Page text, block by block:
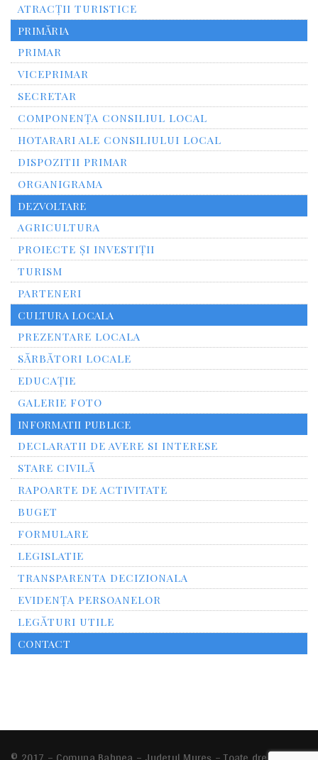
ATRACȚII TURISTICE
PRIMĂRIA
PRIMAR
VICEPRIMAR
SECRETAR
COMPONENȚA CONSILIUL LOCAL
HOTARARI ALE CONSILIULUI LOCAL
DISPOZITII PRIMAR
ORGANIGRAMA
DEZVOLTARE
AGRICULTURA
PROIECTE ȘI INVESTIȚII
TURISM
PARTENERI
CULTURA LOCALA
PREZENTARE LOCALA
SĂRBĂTORI LOCALE
EDUCAȚIE
GALERIE FOTO
INFORMATII PUBLICE
DECLARATII DE AVERE SI INTERESE
STARE CIVILĂ
RAPOARTE DE ACTIVITATE
BUGET
FORMULARE
LEGISLATIE
TRANSPARENTA DECIZIONALA
EVIDENȚA PERSOANELOR
LEGĂTURI UTILE
CONTACT